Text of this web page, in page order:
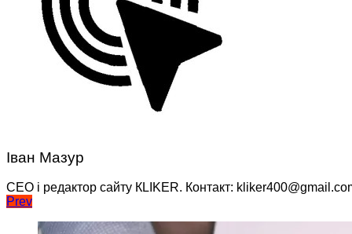
Іван Мазур
CEO і редактор сайту КLIKER. Контакт:
Навігація
записів
Prev